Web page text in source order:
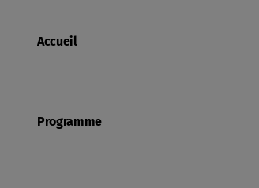
Accueil
Programme